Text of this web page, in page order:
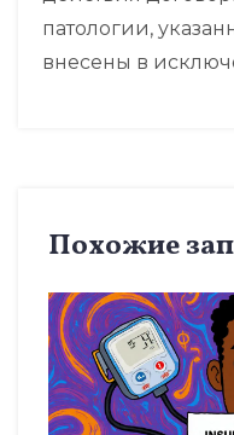
патологии,
внесены в
Похожие